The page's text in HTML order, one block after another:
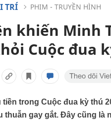
TRÍ PHIM - TRUYỀN HÌNH
khiến Minh
Cuộc đua
tiền trong Cuộc đua kỳ thú
thuẫn gay gắt. Đây cũng là